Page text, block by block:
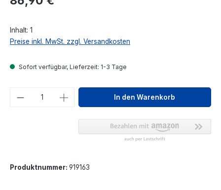
Inhalt: 1
Preise inkl. MwSt. zzgl. Versandkosten
Sofort verfügbar, Lieferzeit: 1-3 Tage
Produkt Anzahl: Gib denIn den Warenkorb
Produktnummer: 919163